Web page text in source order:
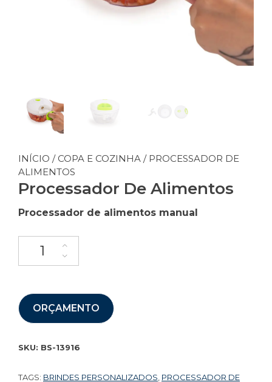
INÍCIO / COPA E COZINHA / PROCESSADOR DE
ALIMENTOS
Processador De Alimentos
Processador de alimentos manual
ORÇAMENTO
SKU: BS-13916
TAGS: BRINDES PERSONALIZADOS PROCESSADOR DE